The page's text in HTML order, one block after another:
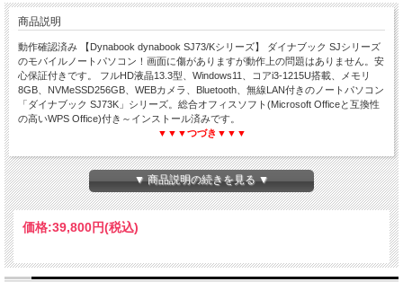
商品説明
動作確認済み 【Dynabook dynabook SJ73/Kシリーズ】 ダイナブック SJシリーズ
のモバイルノートパソコン！画面に傷がありますが動作上の問題はありません。安
心保証付きです。 フルHD液晶13.3型、Windows11、コアi3-1215U搭載、メモリ
8GB、NVMeSSD256GB、WEBカメラ、Bluetooth、無線LAN付きのノートパソコン
「ダイナブック SJ73K」シリーズ。総合オフィスソフト(Microsoft Officeと互換性
の高いWPS Office)付き～インストール済みです。
▼▼▼つづき▼▼▼
dynabook SJ73/K
13.3型フルHD液晶☆モバイル☆中古ノートパソコン
▼ 商品説明の続きを見る ▼
価格:39,800円(税込)